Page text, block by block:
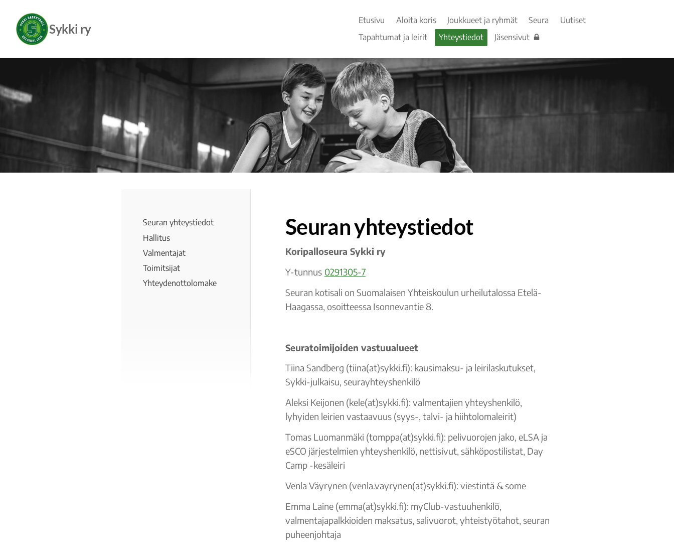
Siirry
sivun
sisältöön
Sykki ry
Etusivu Aloita koris Joukkueet ja ryhmät Seura
Uutiset
Tapahtumat ja leirit
Yhteystiedot Jäsensivut
Seuran yhteystiedot
Hallitus
Valmentajat
Toimitsijat
Yhteydenottolomake
Seuran yhteystiedot
Koripalloseura Sykki ry
Y-tunnus 0291305-7
Seuran kotisali on Suomalaisen Yhteiskoulun urheilutalossa Etelä-
Haagassa, osoitteessa Isonnevantie 8.
Seuratoimijoiden vastuualueet
Tiina Sandberg (tiina(at)sykki.fi): kausimaksu- ja leirilaskutukset,
Sykki-julkaisu, seurayhteyshenkilö
Aleksi Keijonen (kele(at)sykki.fi): valmentajien yhteyshenkilö,
lyhyiden leirien vastaavuus (syys-, talvi- ja hiihtolomaleirit)
Tomas Luomanmäki (tomppa(at)sykki.fi): pelivuorojen jako, eLSA ja
eSCO järjestelmien yhteyshenkilö, nettisivut, sähköpostilistat, Day
Camp -kesäleiri
Venla Väyrynen (venla.vayrynen(at)sykki.fi): viestintä & some
Emma Laine (emma(at)sykki.fi): myClub-vastuuhenkilö,
valmentajapalkkioiden maksatus, salivuorot, yhteistyötahot, seuran
puheenjohtaja